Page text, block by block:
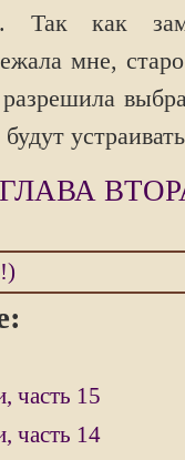
Так как
мне,
часть 15
часть 14